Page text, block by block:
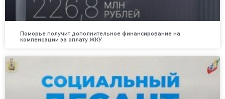
Поморье получит дополнительное финансирование на
компенсации за оплату ЖКУ